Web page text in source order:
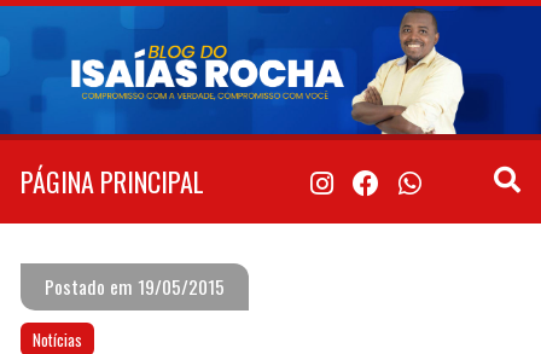
Pular
conteúdo
PÁGINA PRINCIPAL
Postado em 19/05/2015
Notícias